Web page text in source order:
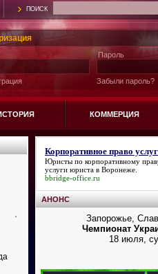
ПОИСК
Пароль
Забыли пароль?
КОММЕРЦИЯ
Корпоративное право
Юристы по корпоративному
услуги юриста в Воронеже
bbridge-office.ru
АНОНС
Запорожье,
Чемпионат
18 июля,